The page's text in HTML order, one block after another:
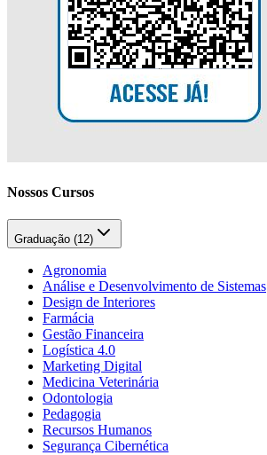
Nossos Cursos
Graduação (12)
Agronomia
Análise e Desenvolvimento de Sistemas
Design de Interiores
Farmácia
Gestão Financeira
Logística 4.0
Marketing Digital
Medicina Veterinária
Odontologia
Pedagogia
Recursos Humanos
Segurança Cibernética